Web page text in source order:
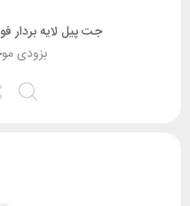
جت پیل لایه بردار
بزودی